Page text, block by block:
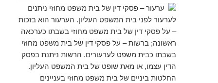
ערעור– פסקי דין של בית משפט מחוזי ניתנים
לערעור לפני בית המשפט העליון. הערעור הוא בזכות
– על פסקי דין של בית משפט מחוזי בשבתו כערכאה
ראשונה; ברשות – על פסקי דין של בית משפט מחוזי
בשבתו כבית משפט לערעורים. הרשות ניתנת בפסק
הדין עצמו, או מאת שופט של בית המשפט העליון.
החלטות ביניים של בית משפט מחוזי בעניינים